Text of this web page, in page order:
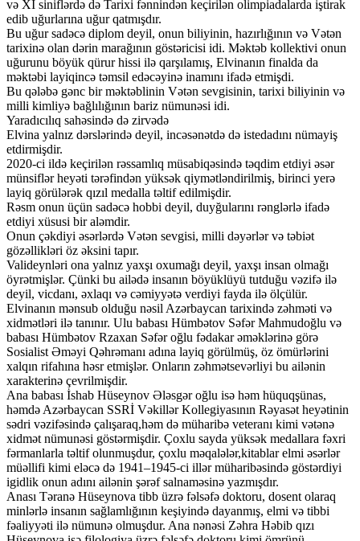
və XI siniflərdə də Tarixi fənnindən keçirilən olimpiadalarda iştirak
edib uğurlarına uğur qatmışdır.
Bu uğur sadəcə diplom deyil, onun biliyinin, hazırlığının və Vətən
tarixinə olan dərin marağının göstəricisi idi. Məktəb kollektivi onun
uğurunu böyük qürur hissi ilə qarşılamış, Elvinanın finalda da
məktəbi layiqincə təmsil edəcəyinə inamını ifadə etmişdi.
Bu qələbə gənc bir məktəblinin Vətən sevgisinin, tarixi biliyinin və
milli kimliyə bağlılığının bariz nümunəsi idi.
Yaradıcılıq sahəsində də zirvədə
Elvina yalnız dərslərində deyil, incəsənətdə də istedadını nümayiş
etdirmişdir.
2020-ci ildə keçirilən rəssamlıq müsabiqəsində təqdim etdiyi əsər
münsiflər heyəti tərəfindən yüksək qiymətləndirilmiş, birinci yerə
layiq görülərək qızıl medalla təltif edilmişdir.
Rəsm onun üçün sadəcə hobbi deyil, duyğularını rənglərlə ifadə
etdiyi xüsusi bir aləmdir.
Onun çəkdiyi əsərlərdə Vətən sevgisi, milli dəyərlər və təbiət
gözəllikləri öz əksini tapır.
Valideynləri ona yalnız yaxşı oxumağı deyil, yaxşı insan olmağı
öyrətmişlər. Çünki bu ailədə insanın böyüklüyü tutduğu vəzifə ilə
deyil, vicdanı, əxlaqı və cəmiyyətə verdiyi fayda ilə ölçülür.
Elvinanın mənsub olduğu nəsil Azərbaycan tarixində zəhməti və
xidmətləri ilə tanınır. Ulu babası Hümbətov Səfər Mahmudoğlu və
babası Hümbətov Rzaxan Səfər oğlu fədakar əməklərinə görə
Sosialist Əməyi Qəhrəmanı adına layiq görülmüş, öz ömürlərini
xalqın rifahına həsr etmişlər. Onların zəhmətsevərliyi bu ailənin
xarakterinə çevrilmişdir.
Ana babası İshab Hüseynov Ələsgər oğlu isə həm hüquqşünas,
həmdə Azərbaycan SSRİ Vəkillər Kollegiyasının Rəyasət heyətinin
sədri vəzifəsində çalışaraq,həm də müharibə veteranı kimi vətənə
xidmət nümunəsi göstərmişdir. Çoxlu sayda yüksək medallara fəxri
fərmanlarla təltif olunmuşdur, çoxlu məqalələr,kitablar elmi əsərlər
müəllifi kimi eləcə də 1941–1945-ci illər müharibəsində göstərdiyi
igidlik onun adını ailənin şərəf salnaməsinə yazmışdır.
Anası Təranə Hüseynova tibb üzrə fəlsəfə doktoru, dosent olaraq
minlərlə insanın sağlamlığının keşiyində dayanmış, elmi və tibbi
fəaliyyəti ilə nümunə olmuşdur. Ana nənəsi Zəhra Həbib qızı